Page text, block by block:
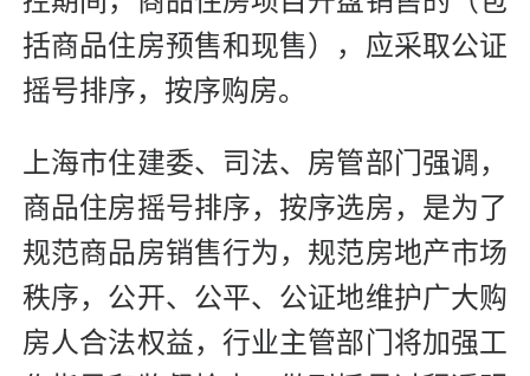
括商品住房预售和现售），应采取公证
摇号排序，按序购房。
上海市住建委、司法、房管部门强调，
商品住房摇号排序，按序选房，是为了
规范商品房销售行为，规范房地产市场
秩序，公开、公平、公证地维护广大购
房人合法权益，行业主管部门将加强工